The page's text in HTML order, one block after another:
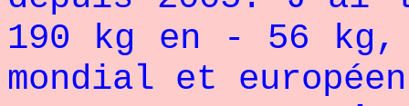
190 kg en - 56
mondial et